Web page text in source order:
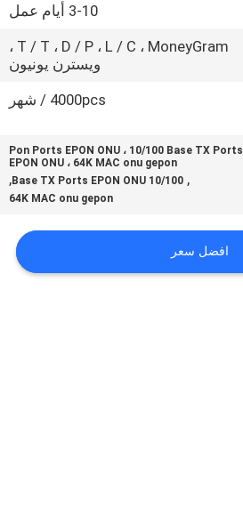
3-10 أيام عمل
T / T ، D / P ، L / C ، MoneyGram ،
ويسترن يونيون
4000pcs / شهر
4 Pon Ports EPON ONU ، 10/100 Base TX Ports
EPON ONU ، 64K MAC onu gepon
,
10/100 Base TX Ports EPON ONU
,
64K MAC onu gepon
افضل سعر